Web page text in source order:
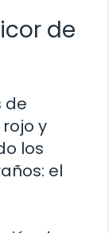
de
de
y
los
el